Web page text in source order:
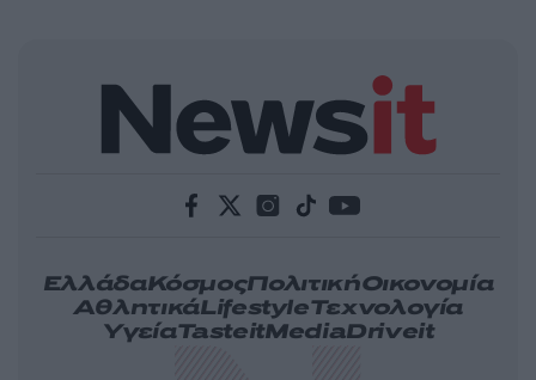
ΕλλάδαΚόσμοςΠολιτικήΟικονομία
ΑθλητικάLifestyleΤεχνολογία
ΥγείαTasteitMediaDriveit